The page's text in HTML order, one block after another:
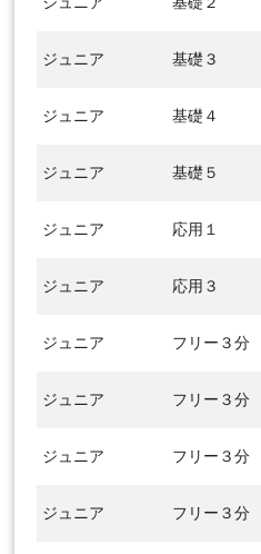
ジュニア 基礎３
ジュニア 基礎４
ジュニア 基礎５
ジュニア 応用１
ジュニア 応用３
ジュニア フリー３分
ジュニア フリー３分
ジュニア フリー３分
ジュニア フリー３分